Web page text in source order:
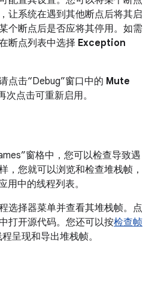
让系统在遇到其他断点后将其启
个断点后是否应将其停用。如需
断点列表中选择 Exception
点击“Debug”窗口中的 Mute
次点击可重新启用。
窗格中，您可以检查导致遇
，您就可以浏览和检查堆栈帧，
用中的线程列表。
选择器菜单并查看其堆栈帧。点
打开源代码。您还可以按检查帧
呈现和导出堆栈帧。